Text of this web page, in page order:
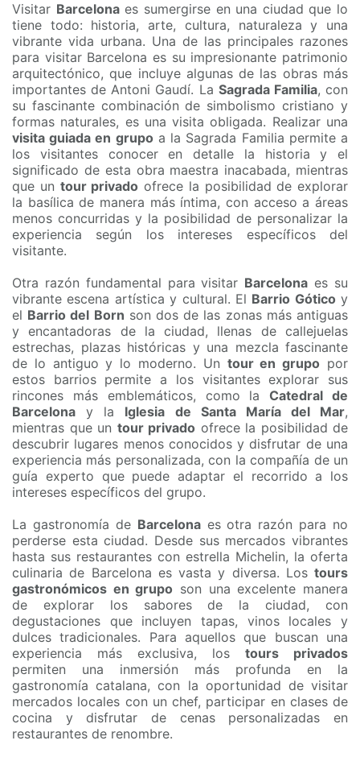
Visitar Barcelonaes sumergirse en una ciudad que lo
tiene todo: historia, arte, cultura, naturaleza y una
vibrante vida urbana. Una de las principales razones
para visitar Barcelona es su impresionante patrimonio
arquitectónico, que incluye algunas de las obras más
importantes de Antoni Gaudí. La Sagrada Familia, con
su fascinante combinación de simbolismo cristiano y
formas naturales, es una visita obligada. Realizar una
visita guiada en grupo a la Sagrada Familia permite a
los visitantes conocer en detalle la historia y el
significado de esta obra maestra inacabada, mientras
que un tour privado ofrece la posibilidad de explorar
la basílica de manera más íntima, con acceso a áreas
menos concurridas y la posibilidad de personalizar la
experiencia según los intereses específicos del
visitante.
Otra razón fundamental para visitar Barcelona es su
vibrante escena artística y cultural. El Barrio Gótico y
el Barrio del Born son dos de las zonas más antiguas
y encantadoras de la ciudad, llenas de callejuelas
estrechas, plazas históricas y una mezcla fascinante
de lo antiguo y lo moderno. Un tour en grupo por
estos barrios permite a los visitantes explorar sus
rincones más emblemáticos, como laCatedral de
Barcelona y la Iglesia de Santa María del Mar,
mientras que un tour privado ofrece la posibilidad de
descubrir lugares menos conocidos y disfrutar de una
experiencia más personalizada, con la compañía de un
guía experto que puede adaptar el recorrido a los
intereses específicos del grupo.
La gastronomía de Barcelonaes otra razón para no
perderse esta ciudad. Desde sus mercados vibrantes
hasta sus restaurantes con estrella Michelin, la oferta
culinaria de Barcelona es vasta y diversa. Los tours
gastronómicos en grupo son una excelente manera
de explorar los sabores de la ciudad, con
degustaciones que incluyen tapas, vinos locales y
dulces tradicionales. Para aquellos que buscan una
experiencia más exclusiva, los tours privados
permiten una inmersión más profunda en la
gastronomía catalana, con la oportunidad de visitar
mercados locales con un chef, participar en clases de
cocina y disfrutar de cenas personalizadas en
restaurantes de renombre.